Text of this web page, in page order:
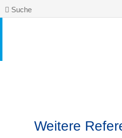
Suche
Weitere